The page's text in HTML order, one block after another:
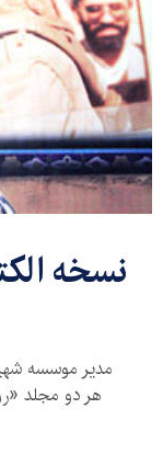
نسخه
مدیر موسسه
هر دو مجلد